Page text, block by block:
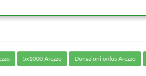
5x1000 Arezzo Donazioni onlus Arezzo